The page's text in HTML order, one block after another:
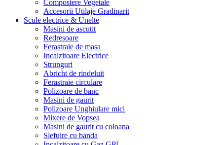
Compostere Vegetale
Accesorii Utilaje Gradinarit
Scule electrice & Unelte
Masini de ascutit
Redresoare
Ferastraie de masa
Incalzitoare Electrice
Strunguri
Abricht de rindeluit
Ferastraie circulare
Polizoare de banc
Masini de gaurit
Polizoare Unghiulare mici
Mixere de Vopsea
Masini de gaurit cu coloana
Slefuire cu banda